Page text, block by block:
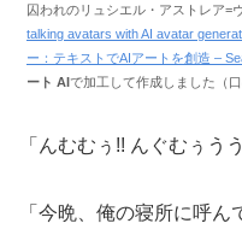
囚われのリュシエル・アストレア=
talking avatars with AI avatar
ー：テキストでAIアートを創造 –
ート AIで加工して作成しました（口
「んむむぅ!! んぐむぅう
「今晩、俺の寝所に呼